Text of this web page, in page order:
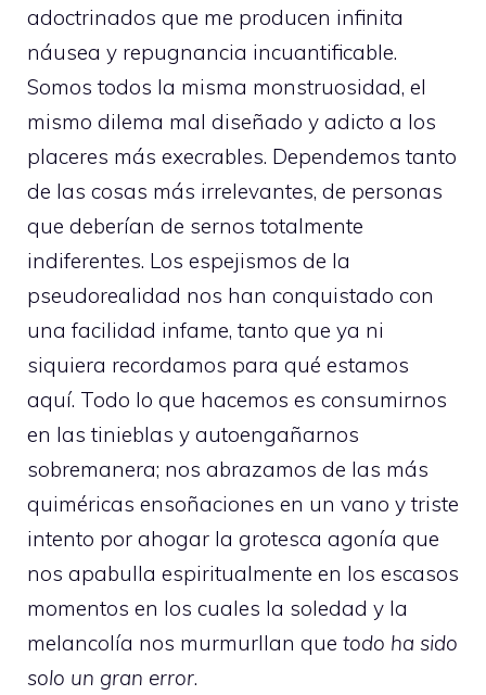
adoctrinados que me producen infinita
náusea y repugnancia incuantificable.
Somos todos la misma monstruosidad, el
mismo dilema mal diseñado y adicto a los
placeres más execrables. Dependemos tanto
de las cosas más irrelevantes, de personas
que deberían de sernos totalmente
indiferentes. Los espejismos de la
pseudorealidad nos han conquistado con
una facilidad infame, tanto que ya ni
siquiera recordamos para qué estamos
aquí. Todo lo que hacemos es consumirnos
en las tinieblas y autoengañarnos
sobremanera; nos abrazamos de las más
quiméricas ensoñaciones en un vano y triste
intento por ahogar la grotesca agonía que
nos apabulla espiritualmente en los escasos
momentos en los cuales la soledad y la
melancolía nos murmurllan que todo ha sido
solo un gran error.